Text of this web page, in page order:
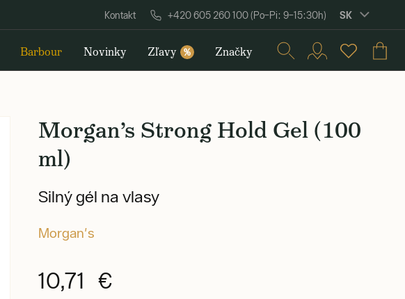
Kontakt +420 605 260 100 (Po–Pi: 9–15:30h) SK
Barbour Novinky Zľavy % Značky
Morgan’s Strong Hold Gel (100
ml)
Silný gél na vlasy
Morgan's
10,71 €